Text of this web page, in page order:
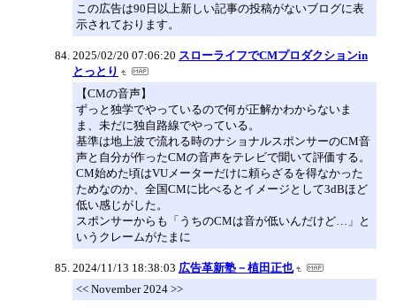
この広告は90日以上新しい記事の投稿がないブログに表
示されております。
2025/02/20 07:06:20 スローライフでCMプロダクションin
とっとり
【CMの音声】
ずっと独学でやっているので何が正解かわからないま
ま、未だに独自路線でやっている。
基準は地上波で流れる時のナショナルスポンサーのCM音
声と自分が作ったCMの音声をテレビで聞いて評価する。
CM始めた頃はVUメーターだけに頼らざるを得なかった
ためなのか、全国CMに比べるとイメージとして3dBほど
低い感じがした。
スポンサーからも「うちのCMは音が低いんだけど…」と
いうクレームがたまに
2024/11/13 18:38:03 広告革新塾－植田正也
<< November 2024 >>